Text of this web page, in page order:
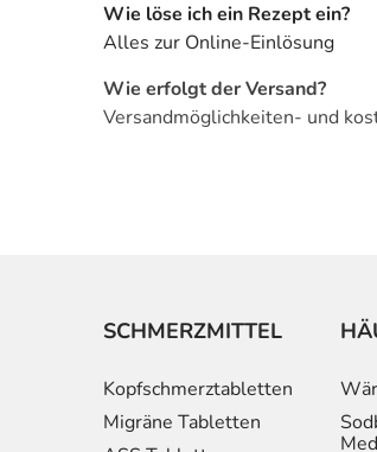
Wie löse ich ein Rezept ein?
Alles zur Online-Einlösung
Wie erfolgt der Versand?
Versandmöglichkeiten- und
SCHMERZMITTEL
Kopfschmerztabletten
Migräne Tabletten